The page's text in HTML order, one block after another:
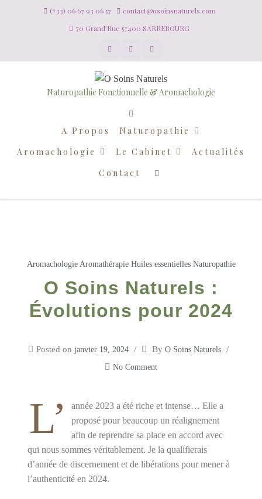
(+33) 06 67 93 06 57
contact@osoinsnaturels.com
70 Grand'Rue 57400 SARREBOURG
Naturopathie Fonctionnelle & Aromachologie
A Propos
Naturopathie
Aromachologie
Le Cabinet
Actualités
Contact
Aromachologie Aromathérapie Huiles essentielles Naturopathie
O Soins Naturels :
Évolutions pour 2024
Posted on janvier 19, 2024 By O Soins Naturels
No Comment
L’
année 2023 a été riche et intense… Elle a
proposé pour beaucoup un réalignement
afin de reprendre sa place en accord avec
qui nous sommes véritablement. Je la qualifierais
d’année de discernement et de libérations pour mener à
l’authenticité en 2024.